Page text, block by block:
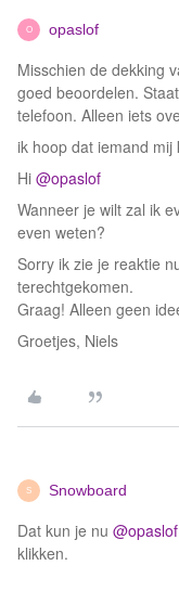
O opaslof
Misschien de dekking
goed beoordelen.
telefoon. Alleen iets
ik hoop dat iemand
Hi @opaslof
Wanneer je wilt zal ik
even weten?
Sorry ik zie je reaktie
terechtgekomen.
Graag! Alleen geen
Groetjes, Niels
S Snowboard
Dat kun je nu @opaslof
klikken.